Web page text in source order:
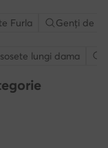
Furla Genți de
sosete lungi dama